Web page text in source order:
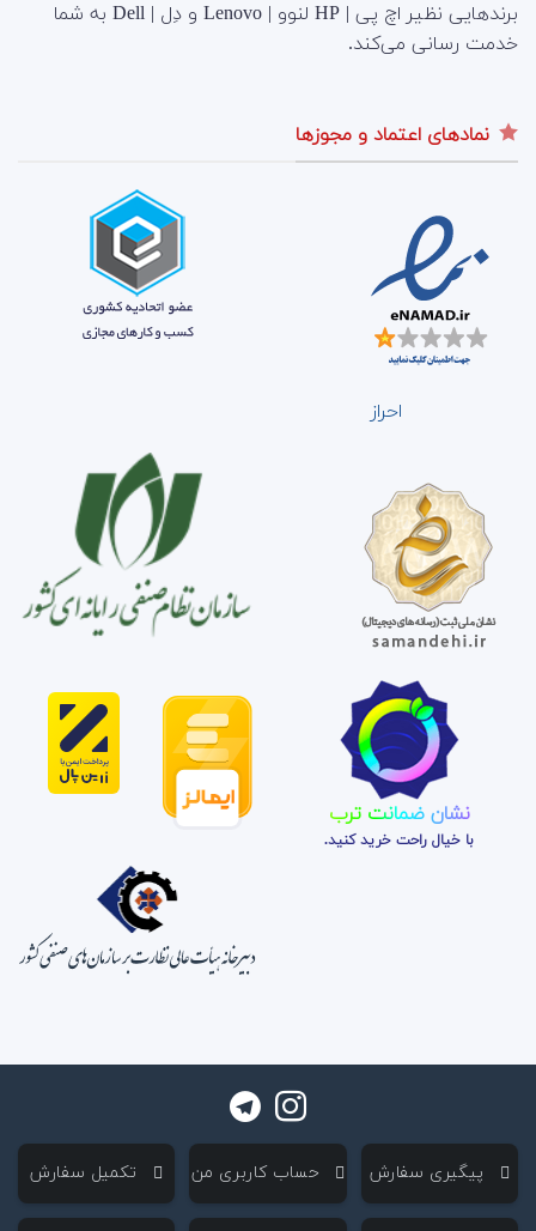
برندهایی نظیر اچ پی | HP لنوو | Lenovo و دِل | Dell به شما
خدمت رسانی می‌کند.
نمادهای اعتماد و مجوزها
احراز
نشان ضمانت ترب
با خیال راحت خرید کنید.
‌ پیگیری سفارش ‌ حساب کاربری من ‌ تکمیل سفارش